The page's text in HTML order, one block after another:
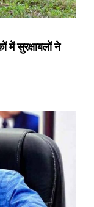
में सुरक्षाबलों ने